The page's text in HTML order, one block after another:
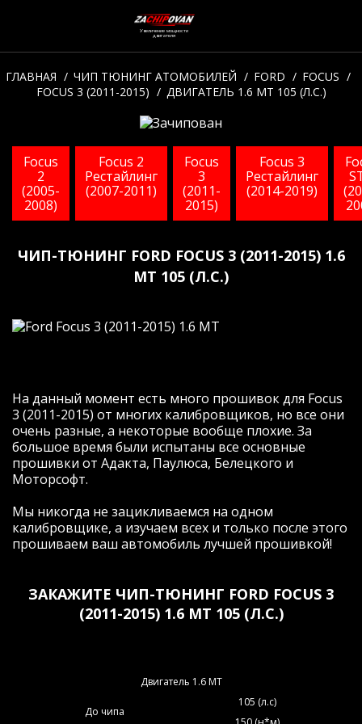
Увеличение мощности
двигателя
ГЛАВНАЯ ЧИП ТЮНИНГ АТОМОБИЛЕЙ FORD
FOCUS
FOCUS 3 (2011-2015)
ДВИГАТЕЛЬ 1.6 МТ 105 (Л.С.)
Focus
2
(2005-
2008)
Focus 2
Рестайлинг
(2007-2011)
Focus
3
(2011-
2015)
Focus 3
Рестайлинг
(2014-2019)
ЧИП-ТЮНИНГ FORD FOCUS 3 (2011-2015) 1.6
МТ 105 (Л.С.)
На данный момент есть много прошивок для Focus
3 (2011-2015) от многих калибровщиков, но все они
очень разные, а некоторые вообще плохие. За
большое время были испытаны все основные
прошивки от Адакта, Паулюса, Белецкого и
Моторсофт.
Мы никогда не зацикливаемся на одном
калибровщике, а изучаем всех и только после этого
прошиваем ваш автомобиль лучшей прошивкой!
ЗАКАЖИТЕ ЧИП-ТЮНИНГ FORD FOCUS 3
(2011-2015) 1.6 МТ 105 (Л.С.)
Двигатель 1.6 МТ
До чипа
105 (л.с)